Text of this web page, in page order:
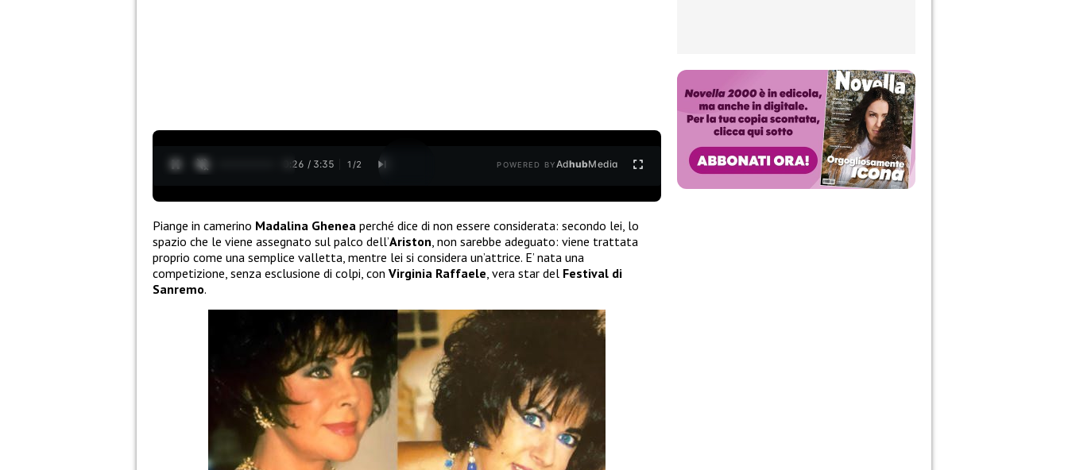
0:27 / 3:35 1 /2 POWERED BYAdhubMedia
Piange in camerino Madalina Ghenea perché dice di non essere considerata: secondo lei, lo
spazio che le viene assegnato sul palco dell’Ariston , non sarebbe adeguato: viene trattata
proprio come una semplice valletta, mentre lei si considera un’attrice. E’ nata una
competizione, senza esclusione di colpi, con Virginia Raffaele , vera star del Festival di
Sanremo.